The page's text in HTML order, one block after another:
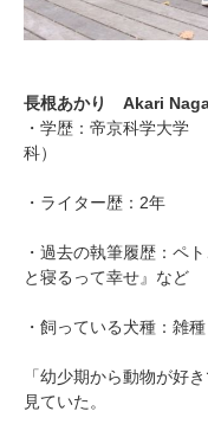
長根あかり Akari
・学歴：帝京科学大
科）
・ライター歴：2年
・過去の執筆履歴：ペ
と寝るって幸せ』など
・飼っている犬種：雑種
「幼少期から動物が好
見ていた。